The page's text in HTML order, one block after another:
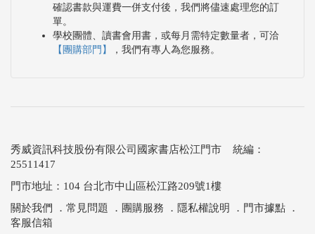
確認書款與運費一併支付後，我們將儘速處理您的訂
單。
學校團體、讀書會用書，或每月需特定數量者，可洽
【團購部門】
，我們有專人為您服務。
秀威資訊科技股份有限公司國家書店松江門市 統編：
25511417
門市地址：104 台北市中山區松江路209號1樓
關於我們
． 常見問題 ． 團購服務 ． 隱私權說明 ． 門市據點 ．
客服信箱